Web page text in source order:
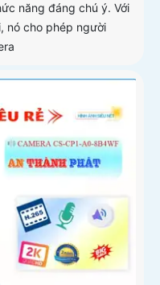
năng đáng chú ý. Với
nó cho phép người